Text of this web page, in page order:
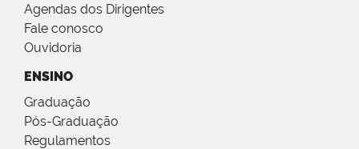
Agendas dos Dirigentes
Fale conosco
Ouvidoria
ENSINO
Graduação
Pós-Graduação
Regulamentos